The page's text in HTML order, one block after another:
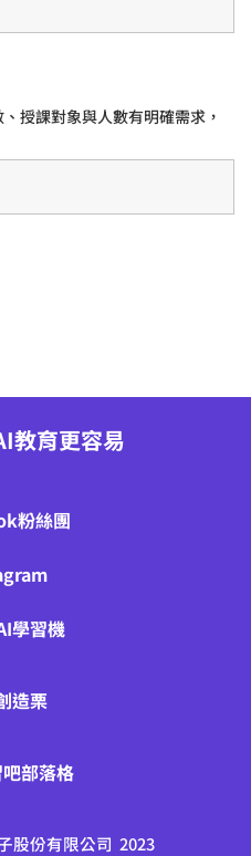
授課對象與人數有明確需求，
教育更容易
粉絲團
學習機
造栗
部落格
股份有限公司 2023